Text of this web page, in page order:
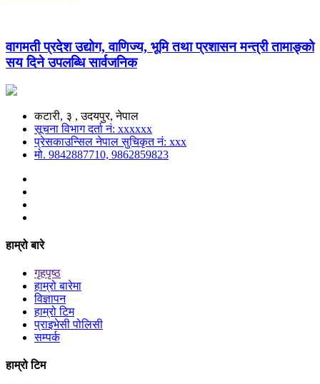
वागमती प्रदेश उद्योग, वाणिज्य, भूमि तथा प्रशासन मन्त्री तामाङ्को
सय दिने उपलब्धि सार्वजनिक
कटारी, ३ , उदयपुर, नेपाल
सूचना विभाग दर्ता नं: xxxxxx
प्रेसकाउन्सिल नेपाल सुचिकृत नं: xxx
मो. 9842887710, 9862859823
हाम्रो बारे
गृहपृष्ठ
हाम्रो बारेमा
विज्ञापन
हाम्रो टिम
प्राइभेसी पोलिसी
सम्पर्क
हाम्रो टिम